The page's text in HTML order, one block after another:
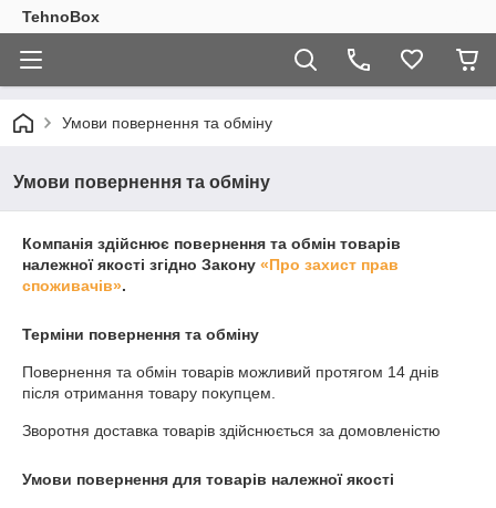
TehnoBox
Умови повернення та обміну
Умови повернення та обміну
Компанія здійснює повернення та обмін товарів
належної якості згідно Закону «Про захист прав
споживачів».
Терміни повернення та обміну
Повернення та обмін товарів можливий протягом 14 днів
після отримання товару покупцем.
Зворотня доставка товарів здійснюється за домовленістю
Умови повернення для товарів належної якості